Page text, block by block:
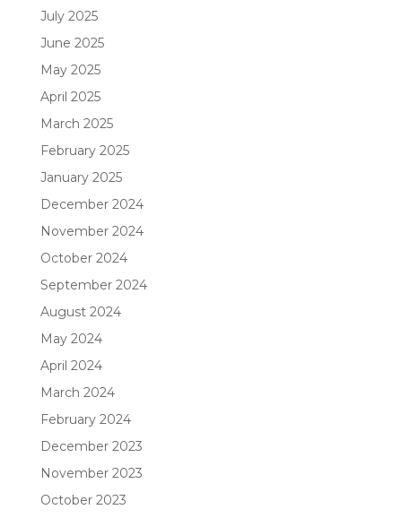
July 2025
June 2025
May 2025
April 2025
March 2025
February 2025
January 2025
December 2024
November 2024
October 2024
September 2024
August 2024
May 2024
April 2024
March 2024
February 2024
December 2023
November 2023
October 2023